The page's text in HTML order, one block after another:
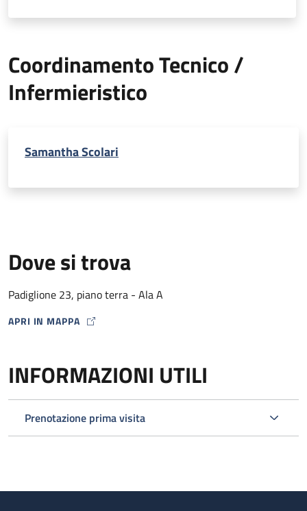
Coordinamento Tecnico /
Infermieristico
Samantha Scolari
Dove si trova
Padiglione 23, piano terra - Ala A
APRI IN MAPPA
MAP ICON
INFORMAZIONI UTILI
Prenotazione prima visita